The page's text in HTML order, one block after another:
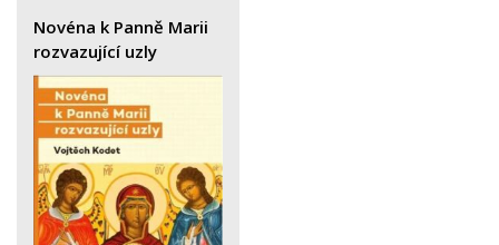
Novéna k Panně Marii
rozvazující uzly